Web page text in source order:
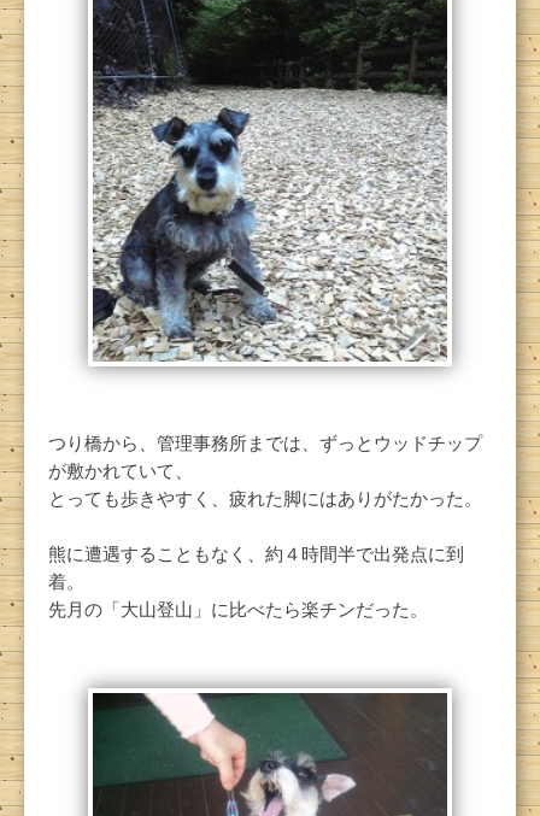
つり橋から、管理事務所までは、ずっとウッドチップ
が敷かれていて、
とっても歩きやすく、疲れた脚にはありがたかった。
熊に遭遇することもなく、約４時間半で出発点に到
着。
先月の「大山登山」に比べたら楽チンだった。